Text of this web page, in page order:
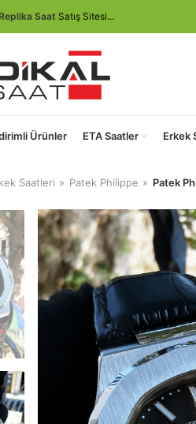
Replika Saat Satış Sitesi...
Ürünler ETA Saatler Erkek
Saatleri Patek Philippe Patek